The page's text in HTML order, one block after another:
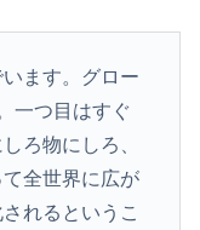
ます。グロー
一つ目はすぐ
ろ物にしろ、
全世界に広が
れるというこ